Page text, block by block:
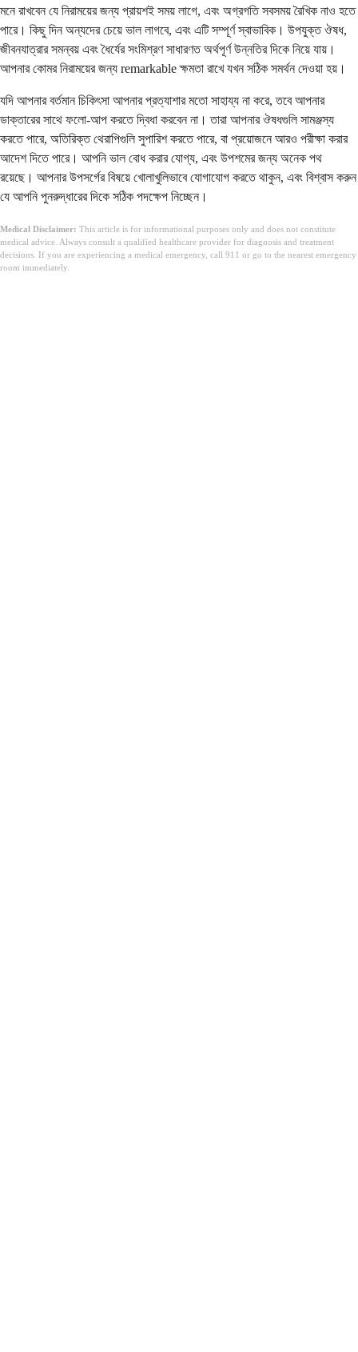
মনে রাখবেন যে নিরাময়ের জন্য প্রায়শই সময় লাগে, এবং অগ্রগতি সবসময় রৈখিক নাও হতে
পারে। কিছু দিন অন্যদের চেয়ে ভাল লাগবে, এবং এটি সম্পূর্ণ স্বাভাবিক। উপযুক্ত ঔষধ,
জীবনযাত্রার সমন্বয় এবং ধৈর্যের সংমিশ্রণ সাধারণত অর্থপূর্ণ উন্নতির দিকে নিয়ে যায়।
আপনার কোমর নিরাময়ের জন্য remarkable ক্ষমতা রাখে যখন সঠিক সমর্থন দেওয়া হয়।
যদি আপনার বর্তমান চিকিৎসা আপনার প্রত্যাশার মতো সাহায্য না করে, তবে আপনার
ডাক্তারের সাথে ফলো-আপ করতে দ্বিধা করবেন না। তারা আপনার ঔষধগুলি সামঞ্জস্য
করতে পারে, অতিরিক্ত থেরাপিগুলি সুপারিশ করতে পারে, বা প্রয়োজনে আরও পরীক্ষা করার
আদেশ দিতে পারে। আপনি ভাল বোধ করার যোগ্য, এবং উপশমের জন্য অনেক পথ
রয়েছে। আপনার উপসর্গের বিষয়ে খোলাখুলিভাবে যোগাযোগ করতে থাকুন, এবং বিশ্বাস করুন
যে আপনি পুনরুদ্ধারের দিকে সঠিক পদক্ষেপ নিচ্ছেন।
Medical Disclaimer: This article is for informational purposes only and does not constitute
medical advice. Always consult a qualified healthcare provider for diagnosis and treatment
decisions. If you are experiencing a medical emergency, call 911 or go to the nearest emergency
room immediately.